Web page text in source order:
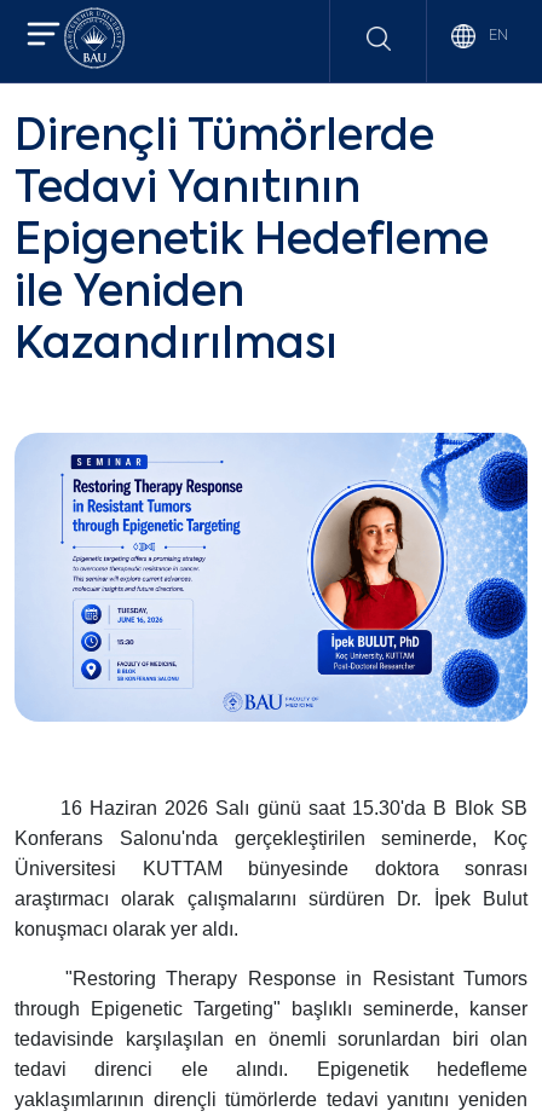
EN
Dirençli Tümörlerde
Tedavi Yanıtının
Epigenetik Hedefleme
ile Yeniden
Kazandırılması
16 Haziran 2026 Salı günü saat 15.30'da B Blok SB
Konferans Salonu'nda gerçekleştirilen seminerde, Koç
Üniversitesi KUTTAM bünyesinde doktora sonrası
araştırmacı olarak çalışmalarını sürdüren Dr. İpek Bulut
konuşmacı olarak yer aldı.
"Restoring Therapy Response in Resistant Tumors
through Epigenetic Targeting" başlıklı seminerde, kanser
tedavisinde karşılaşılan en önemli sorunlardan biri olan
tedavi direnci ele alındı. Epigenetik hedefleme
yaklaşımlarının dirençli tümörlerde tedavi yanıtını yeniden